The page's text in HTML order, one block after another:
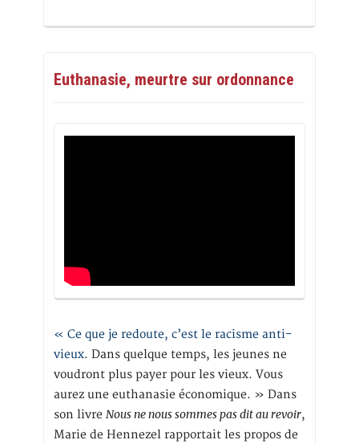
Euthanasie, meurtre sur ordonnance
« Ce que je redoute, c’est le racisme anti-
vieux. Dans quelque temps, les jeunes ne
voudront plus payer pour les vieux. Vous
aurez une euthanasie économique. » Dans
son livre Nous ne nous sommes pas dit au revoir,
Marie de Hennezel rapportait les propos de